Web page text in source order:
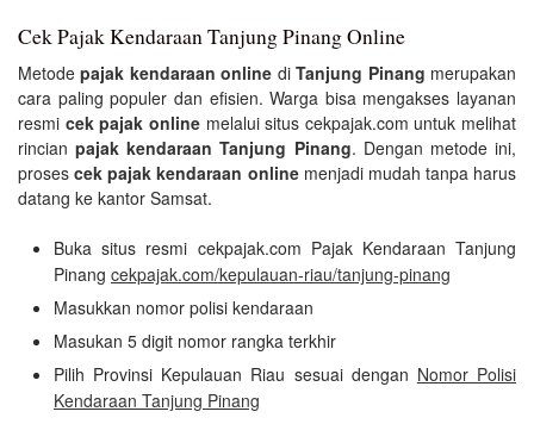
Cek Pajak Kendaraan Tanjung Pinang Online
Metodepajak kendaraan online diTanjung Pinang merupakan
cara paling populer dan efisien. Warga bisa mengakses layanan
resmi cek pajak onlinemelalui situs cekpajak.com untuk melihat
rincianpajak kendaraan Tanjung Pinang. Dengan metode ini,
prosescek pajak kendaraan onlinemenjadi mudah tanpa harus
datang ke kantor Samsat.
Buka situs resmi cekpajak.com Pajak Kendaraan Tanjung
Pinang cekpajak.com/kepulauan-riau/tanjung-pinang
Masukkan nomor polisi kendaraan
Masukan 5 digit nomor rangka terkhir
Pilih Provinsi Kepulauan Riau sesuai dengan Nomor Polisi
Kendaraan Tanjung Pinang